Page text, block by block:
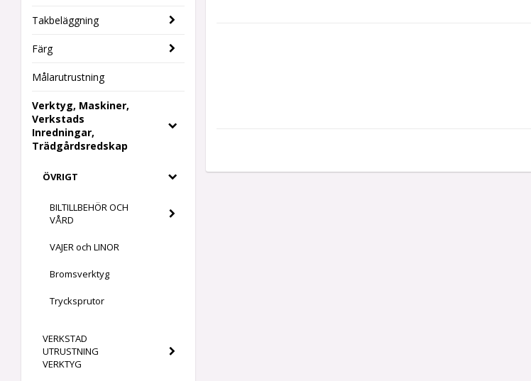
Takbeläggning
Färg
Målarutrustning
Verktyg, Maskiner,
Verkstads
Inredningar,
Trädgårdsredskap
ÖVRIGT
BILTILLBEHÖR OCH
VÅRD
VAJER och LINOR
Bromsverktyg
Trycksprutor
VERKSTAD
UTRUSTNING
VERKTYG